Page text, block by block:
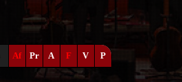
Af Pr A F V P